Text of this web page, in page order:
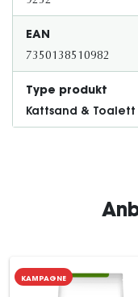
EAN
7350138510982
Type produkt
Kattsand & Toalett
KAMPAGNE